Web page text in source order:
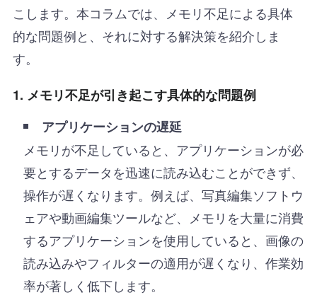
こします。本コラムでは、メモリ不足による具体
的な問題例と、それに対する解決策を紹介しま
す。
1. メモリ不足が引き起こす具体的な問題例
アプリケーションの遅延
メモリが不足していると、アプリケーションが必
要とするデータを迅速に読み込むことができず、
操作が遅くなります。例えば、写真編集ソフトウ
ェアや動画編集ツールなど、メモリを大量に消費
するアプリケーションを使用していると、画像の
読み込みやフィルターの適用が遅くなり、作業効
率が著しく低下します。